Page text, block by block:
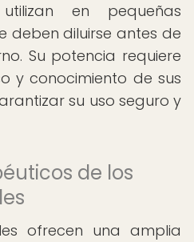
en pequeñas
deben diluirse antes de
Su potencia requiere
y conocimiento de sus
su uso seguro y
de los
ofrecen una amplia